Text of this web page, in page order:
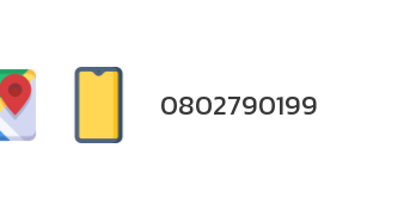
0802790199